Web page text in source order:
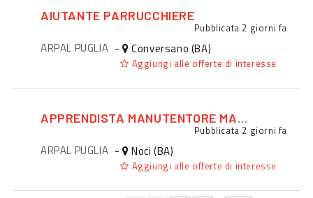
AIUTANTE PARRUCCHIERE
Pubblicata 2 giorni fa
ARPAL PUGLIA - Conversano (BA)
Aggiungi alle offerte di interesse
APPRENDISTA MANUTENTORE MACCHINARI
Pubblicata 2 giorni fa
ARPAL PUGLIA - Noci (BA)
Aggiungi alle offerte di interesse